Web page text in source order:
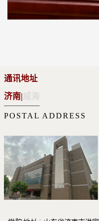
通讯地址
济南|
POSTAL ADDRESS